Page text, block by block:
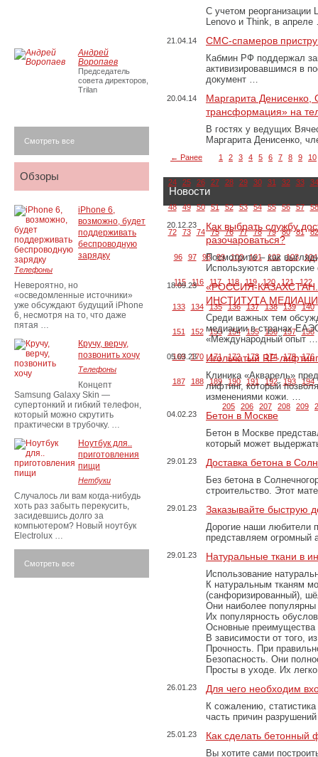
С учетом реорганизации
Lenovo и Think, в
21.04.14 СМС-спамеров
Кабмин РФ поддержал
активизировавшимся в
документ …
20.04.14
Маргарита
трансформация» на
В гостях у ведущих
Маргарита Денисенко,
← Ранее 1 2 3 4 5 6 7 8 9 10
24 25 26 27 28 29 30 31 32 33 34
48 49 50 51 52 53 54 55 56 57 58
72 73 74 75 76 77 78 79 80 81 82
96 97 98 99 100 101 102 103 104
115 116 117 118 119 120 121 122
133 134 135 136 137 138 139 140
151 152 153 154 155 156 157 158
169 170 171 172 173 174 175 176
187 188 189 190 191 192 193 194
205 206 207 208 209
Новости
20.12.23
Как выбрать службу
разочароваться?
Посмотрите – как
Используются
18.09.23
«РОССИЯ-
ИНСТИТУТА
Среди важных тем
медиации в странах
«Международный опыт …
05.03.23 Игольчатый RF-
Клиника «Акварель»
лифтинг, который
изменениями кожи. …
04.02.23 Бетон в Москве
Бетон в Москве
который может
29.01.23 Доставка бетона в
Без бетона в
строительство. Этот
29.01.23 Заказывайте быструю
Дорогие наши любители
представляем огромный
29.01.23 Натуральные ткани в
Использование
К натуральным тканям
(санфоризированный),
Они наиболее популярны
Их популярность
Основные преимущества
В зависимости от того,
Прочность. При
Безопасность. Они
Просты в уходе. Их
26.01.23 Для чего необходим
К сожалению,
часть причин
25.01.23 Как сделать бетонный
Вы хотите сами
Андрей
Воропаев
Председатель
совета директоров,
Trilan
Смотреть все
Обзоры
iPhone 6,
возможно, будет
поддерживать
беспроводную
зарядку
Телефоны
Невероятно, но
«осведомленные источники»
уже обсуждают будущий iPhone
6, несмотря на то, что даже
пятая …
Кручу, верчу,
позвонить хочу
Телефоны
Концепт
Samsung Galaxy Skin —
супертонкий и гибкий телефон,
который можно скрутить
практически в трубочку. …
Ноутбук для..
приготовления
пищи
Нетбуки
Случалось ли вам когда-нибудь
хоть раз забыть перекусить,
засидевшись долго за
компьютером? Новый ноутбук
Electrolux …
Смотреть все